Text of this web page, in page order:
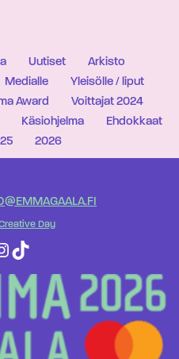
Uutiset
Arkisto
Medialle
Yleisölle / liput
Award
Voittajat 2024
Käsiohjelma
Ehdokkaat
2026
Day